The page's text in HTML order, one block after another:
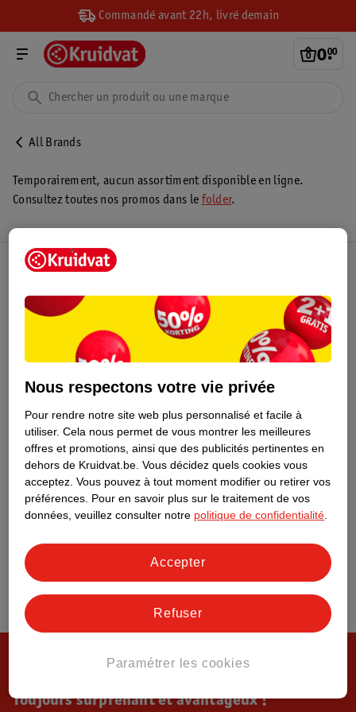
Commandé avant 22h, livré demain
0.
00
All Brands
Temporairement, aucun assortiment disponible en ligne.
Consultez toutes nos promos dans le folder.
Toujours surprenant et avantageux !
Nous respectons votre vie privée
Pour rendre notre site web plus personnalisé et facile à
utiliser. Cela nous permet de vous montrer les meilleures
offres et promotions, ainsi que des publicités pertinentes en
dehors de Kruidvat.be. Vous décidez quels cookies vous
acceptez. Vous pouvez à tout moment modifier ou retirer vos
préférences. Pour en savoir plus sur le traitement de vos
données, veuillez consulter notre politique de confidentialité
Paramétrer les cookies
Refuser
Accepter